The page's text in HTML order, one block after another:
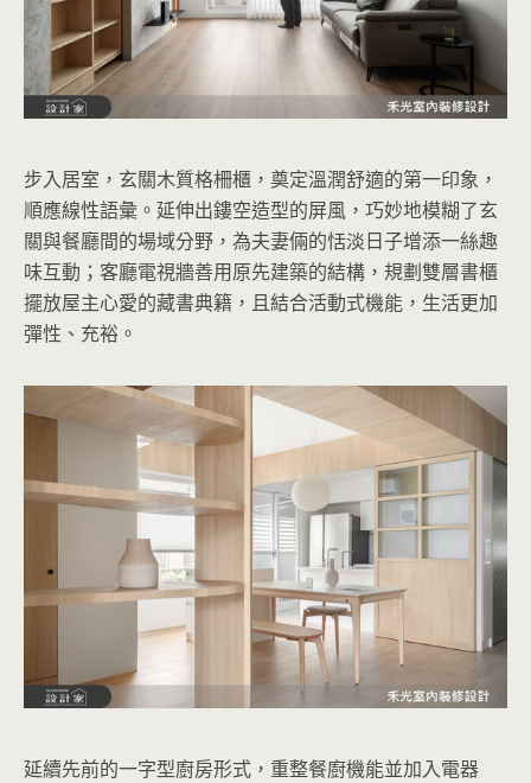
步入居室，玄關木質格柵櫃，奠定溫潤舒適的第一印象，
順應線性語彙。延伸出鏤空造型的屏風，巧妙地模糊了玄
關與餐廳間的場域分野，為夫妻倆的恬淡日子增添一絲趣
味互動；客廳電視牆善用原先建築的結構，規劃雙層書櫃
擺放屋主心愛的藏書典籍，且結合活動式機能，生活更加
彈性、充裕。
延續先前的一字型廚房形式，重整餐廚機能並加入電器